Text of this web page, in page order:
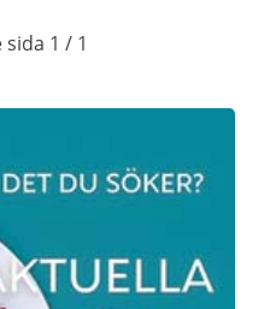
299Kr
fredagar) mellan kl
vi jultallrik vid
1 / 1